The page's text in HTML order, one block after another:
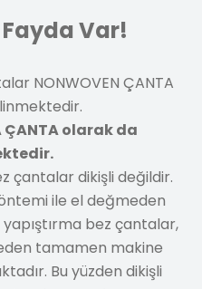
Var!
NONWOVEN ÇANTA
ÇANTA olarak da
çantalar dikişli değildir.
ile el değmeden
bez çantalar,
tamamen makine
Bu yüzden dikişli